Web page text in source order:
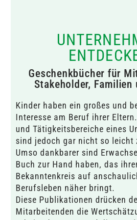
Geschenkbücher für
Stakeholder, Familien
Kinder haben ein großes und
Interesse am Beruf ihrer
und Tätigkeitsbereiche eines
sind jedoch gar nicht so leicht
Umso dankbarer sind
Buch zur Hand haben, das
Bekanntenkreis auf
Berufsleben näher bringt.
Diese Publikationen drücken
Mitarbeitenden die